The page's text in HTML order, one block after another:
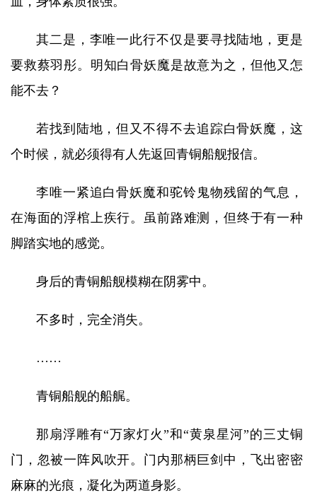
其二是，李唯一此行不仅是要寻找陆地，更是
要救蔡羽彤。明知白骨妖魔是故意为之，但他又怎
能不去？
若找到陆地，但又不得不去追踪白骨妖魔，这
个时候，就必须得有人先返回青铜船舰报信。
李唯一紧追白骨妖魔和驼铃鬼物残留的气息，
在海面的浮棺上疾行。虽前路难测，但终于有一种
脚踏实地的感觉。
身后的青铜船舰模糊在阴雾中。
不多时，完全消失。
……
青铜船舰的船艉。
那扇浮雕有“万家灯火”和“黄泉星河”的三丈铜
门，忽被一阵风吹开。门内那柄巨剑中，飞出密密
麻麻的光痕，凝化为两道身影。